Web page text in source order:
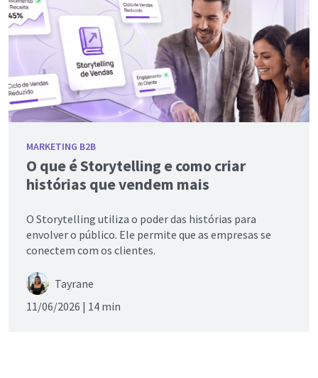
MARKETING B2B
O que é Storytelling e como criar
histórias que vendem mais
O Storytelling utiliza o poder das histórias para
envolver o público. Ele permite que as empresas se
conectem com os clientes.
Tayrane
11/06/2026 | 14 min